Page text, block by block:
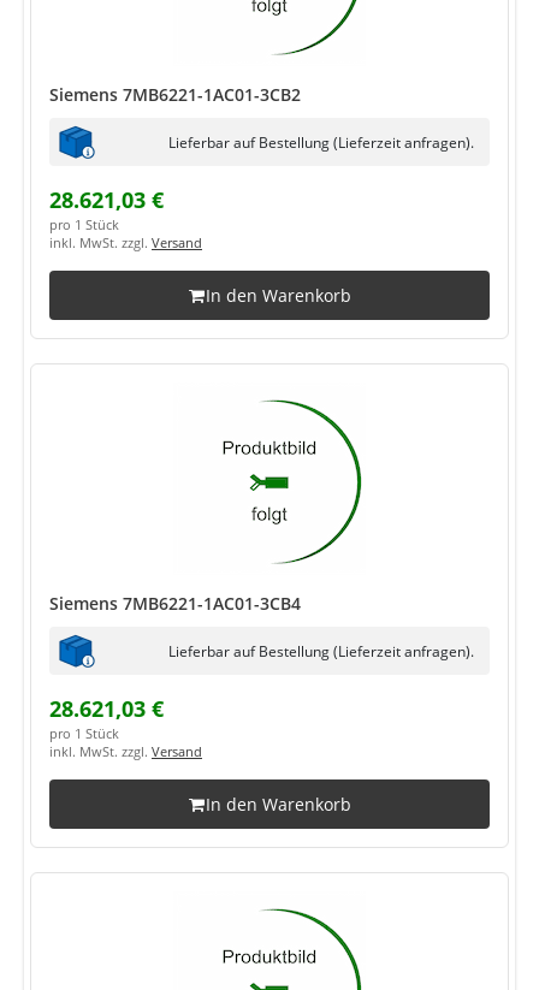
Siemens 7MB6221-1AC01-3CB2
Lieferbar auf Bestellung (Lieferzeit anfragen).
28.621,03 €
pro 1 Stück
inkl. MwSt. zzgl. Versand
In den Warenkorb
Siemens 7MB6221-1AC01-3CB4
Lieferbar auf Bestellung (Lieferzeit anfragen).
28.621,03 €
pro 1 Stück
inkl. MwSt. zzgl. Versand
In den Warenkorb